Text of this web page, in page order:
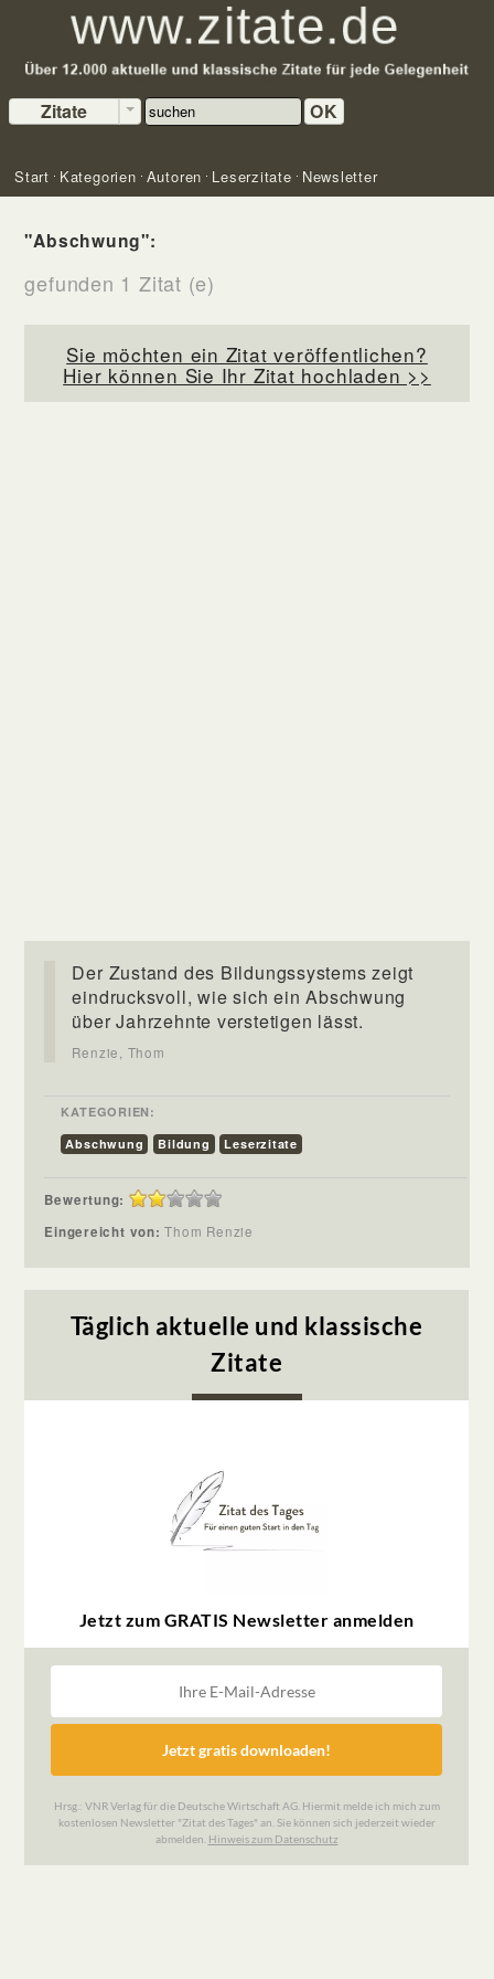
Zitate OK
Start Kategorien Autoren Leserzitate Newsletter
"Abschwung":
gefunden 1 Zitat (e)
Sie möchten ein Zitat veröffentlichen?
Hier können Sie Ihr Zitat hochladen >>
Der Zustand des Bildungssystems zeigt
eindrucksvoll, wie sich ein Abschwung
über Jahrzehnte verstetigen lässt.
Renzie, Thom
KATEGORIEN:
Abschwung
Bildung Leserzitate
Bewertung:
Eingereicht von:Thom Renzie